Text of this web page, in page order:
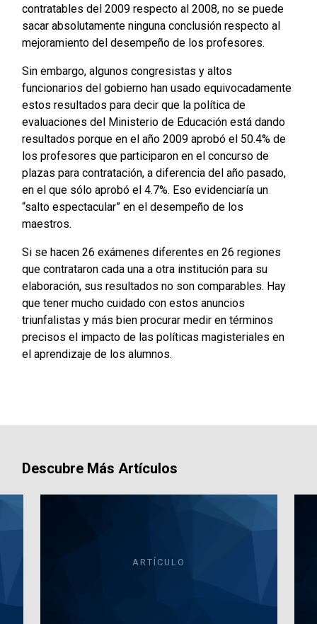
contratables del 2009 respecto al 2008, no se puede
sacar absolutamente ninguna conclusión respecto al
mejoramiento del desempeño de los profesores.
Sin embargo, algunos congresistas y altos
funcionarios del gobierno han usado equivocadamente
estos resultados para decir que la política de
evaluaciones del Ministerio de Educación está dando
resultados porque en el año 2009 aprobó el 50.4% de
los profesores que participaron en el concurso de
plazas para contratación, a diferencia del año pasado,
en el que sólo aprobó el 4.7%. Eso evidenciaría un
“salto espectacular” en el desempeño de los
maestros.
Si se hacen 26 exámenes diferentes en 26 regiones
que contrataron cada una a otra institución para su
elaboración, sus resultados no son comparables. Hay
que tener mucho cuidado con estos anuncios
triunfalistas y más bien procurar medir en términos
precisos el impacto de las políticas magisteriales en
el aprendizaje de los alumnos.
Descubre Más Artículos
ARTÍCULO